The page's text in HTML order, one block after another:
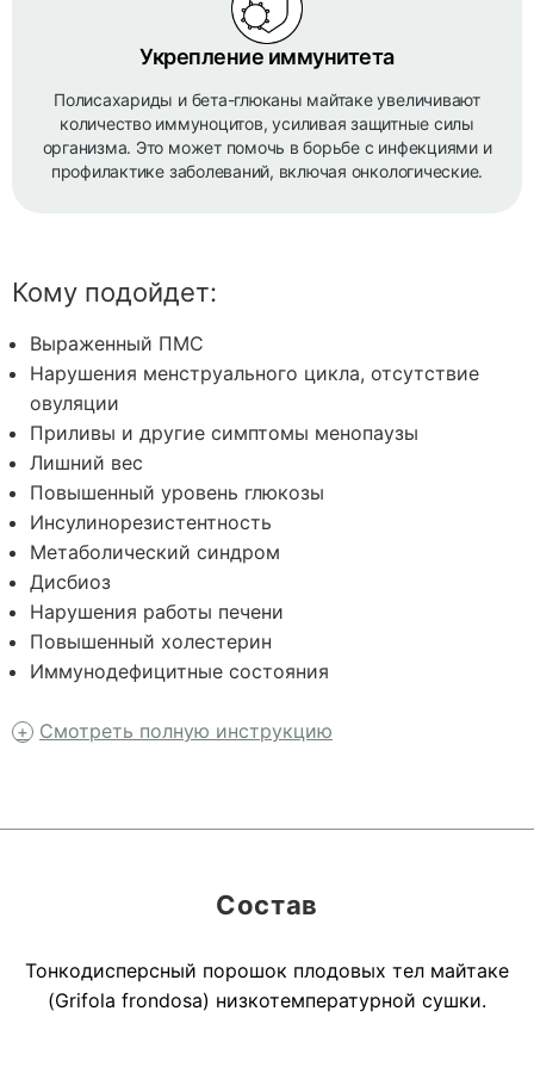
Укрепление иммунитета
Полисахариды и бета-глюканы майтаке увеличивают
количество иммуноцитов, усиливая защитные силы
организма. Это может помочь в борьбе с инфекциями и
профилактике заболеваний, включая онкологические.
Кому подойдет:
Выраженный ПМС
Нарушения менструального цикла, отсутствие
овуляции
Приливы и другие симптомы менопаузы
Лишний вес
Повышенный уровень глюкозы
Инсулинорезистентность
Метаболический синдром
Дисбиоз
Нарушения работы печени
Повышенный холестерин
Иммунодефицитные состояния
Смотреть полную инструкцию
Состав
Тонкодисперсный порошок плодовых тел майтаке
(Grifola frondosa) низкотемпературной сушки.